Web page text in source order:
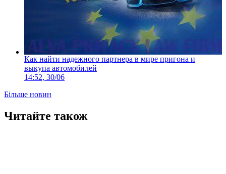
Как найти надежного партнера в мире пригона и
выкупа автомобилей
14:52, 30/06
Більше новин
Читайте також